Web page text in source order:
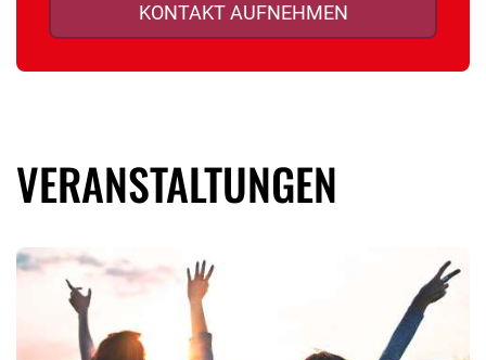
KONTAKT AUFNEHMEN
VERANSTALTUNGEN